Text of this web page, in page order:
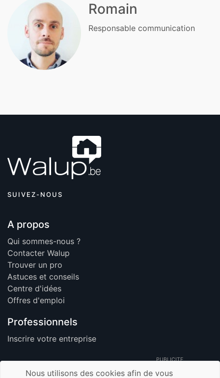
Romain
Responsable communication
SUIVEZ-NOUS
A propos
Qui sommes-nous ?
Contacter Walup
Trouver un pro
Astuces et conseils
Centre d'idées
Offres d'emploi
Professionnels
Inscrire votre entreprise
PUBLICITE
Nous utilisons des cookies afin de vous